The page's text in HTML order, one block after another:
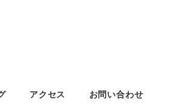
アクセス お問い合わせ